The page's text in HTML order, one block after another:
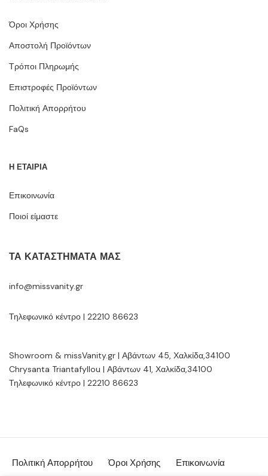
Όροι Χρήσης
Αποστολή Προϊόντων
Τρόποι Πληρωμής
Επιστροφές Προϊόντων
Πολιτική Απορρήτου
FaQs
Η ΕΤΑΙΡΙΑ
Επικοινωνία
Ποιοί είμαστε
ΤΑ ΚΑΤΑΣΤΉΜΑΤΆ ΜΑΣ
info@missvanity.gr
Τηλεφωνικό κέντρο | 22210 86623
Showroom & missVanity.gr | Αβάντων 45, Χαλκίδα,34100
Chrysanta Triantafyllou | Αβάντων 41, Χαλκίδα,34100
Τηλεφωνικό κέντρο | 22210 86623
Πολιτική Απορρήτου Όροι Χρήσης Επικοινωνία